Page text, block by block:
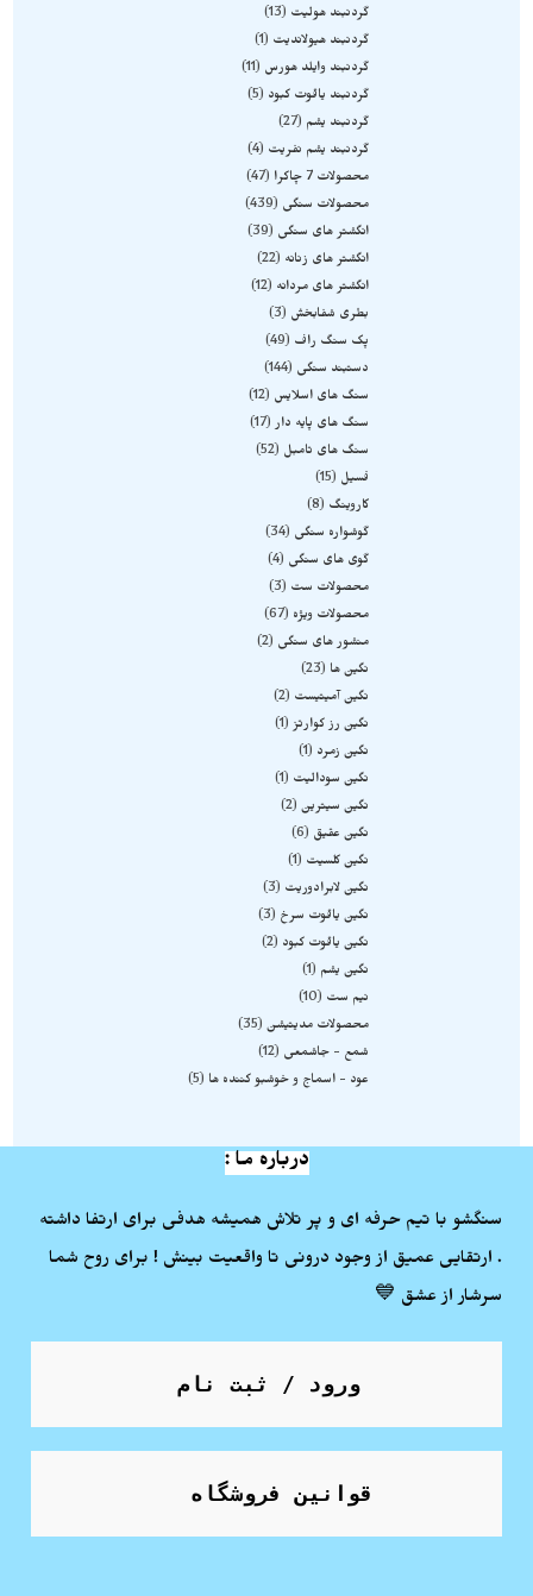
گردنبند هولیت
13
گردنبند هیولاندیت
1
گردنبند وایلد هورس
11
گردنبند یاقوت کبود
5
گردنبند یشم
27
گردنبند یشم نفریت
4
محصولات 7 چاکرا
47
محصولات سنگی
439
انگشتر های سنگی
39
انگشتر های زنانه
22
انگشتر های مردانه
12
بطری شفابخش
3
پک سنگ راف
49
دستبند سنگی
144
سنگ های اسلایس
12
سنگ های پایه دار 17
سنگ های تامبل
52
فسیل
15
کاروینگ
8
گوشواره سنگی
34
گوی های سنگی
4
محصولات ست
3
محصولات ویژه
67
منشور های سنگی
2
نگین ها
23
نگین آمیتیست
2
نگین رز کوارتز 1
نگین زمرد
1
نگین سودالیت
1
نگین سیترین 2
نگین عقیق
6
نگین کلسیت
1
نگین لابرادوریت
3
نگین یاقوت سرخ
3
نگین یاقوت کبود
2
نگین یشم
1
نیم ست
10
محصولات مدیتیشن 35
شمع - جاشمعی
12
عود - اسماج و خوشبو کننده ها
5
درباره ما :
سنگشو با تیم حرفه ای و پر تلاش همیشه هدفی برای ارتفا داشته
. ارتقایی عمیق از وجود درونی تا واقعیت بینش ! برای روح شما
سرشار از عشق 💙
ورود / ثبت نام
قوانین فروشگاه